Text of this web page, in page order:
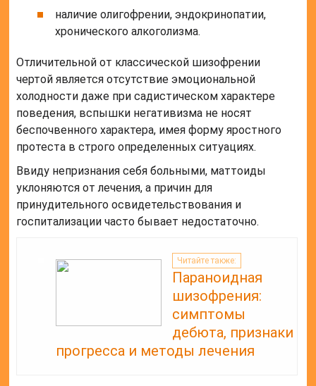
наличие олигофрении, эндокринопатии,
хронического алкоголизма.
Отличительной от классической шизофрении
чертой является отсутствие эмоциональной
холодности даже при садистическом характере
поведения, вспышки негативизма не носят
беспочвенного характера, имея форму яростного
протеста в строго определенных ситуациях.
Ввиду непризнания себя больными, маттоиды
уклоняются от лечения, а причин для
принудительного освидетельствования и
госпитализации часто бывает недостаточно.
Читайте также:
Параноидная
шизофрения:
симптомы
дебюта, признаки
прогресса и методы лечения